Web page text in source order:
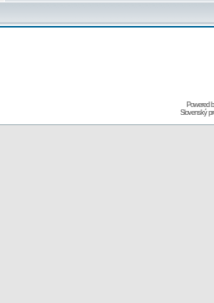
Powered
Slovenský